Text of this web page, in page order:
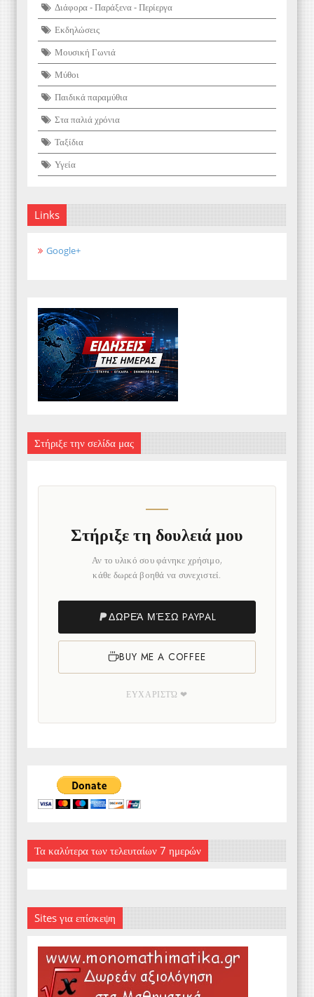
Διάφορα - Παράξενα - Περίεργα
Εκδηλώσεις
Μουσική Γωνιά
Μύθοι
Παιδικά παραμύθια
Στα παλιά χρόνια
Ταξίδια
Υγεία
Links
Google+
Στήριξε την σελίδα μας
Στήριξε τη δουλειά μου
Αν το υλικό σου φάνηκε χρήσιμο,
κάθε δωρεά βοηθά να συνεχιστεί.
ΔΩΡΕΆ ΜΈΣΩ PAYPAL
BUY ME A COFFEE
ΕΥΧΑΡΙΣΤΏ ❤
Τα καλύτερα των τελευταίων 7 ημερών
Sites για επίσκεψη